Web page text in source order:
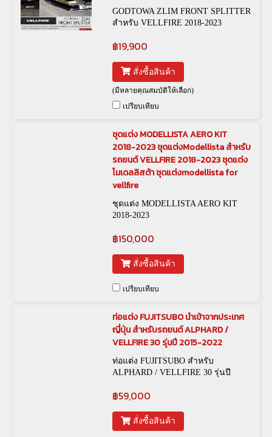
GODTOWA ZLIM FRONT SPLITTER
สำหรับ VELLFIRE 2018-2023
฿19,900
สั่งซื้อสินค้า
(มีหลายคุณสมบัติให้เลือก)
เปรียบเทียบ
ชุดแต่ง MODELLISTA AERO KIT
2018-2023 ชุดแต่งModellista สำหรับ
รถยนต์ VELLFIRE 2018-2023 ชุดแต่ง
โมเดลลิสต้า ชุดแต่งmodellista for
vellfire
ชุดแต่ง MODELLISTA AERO KIT
2018-2023
฿150,000
สั่งซื้อสินค้า
เปรียบเทียบ
ท่อแต่ง FUJITSUBO นำเข้าจากประเทศ
ญี่ปุ่น สำหรับรถยนต์ ALPHARD /
VELLFIRE 30 รุ่นปี 2015-2022
ท่อแต่ง FUJITSUBO สำหรับ
ALPHARD / VELLFIRE 30 รุ่นปี
฿59,000
สั่งซื้อสินค้า